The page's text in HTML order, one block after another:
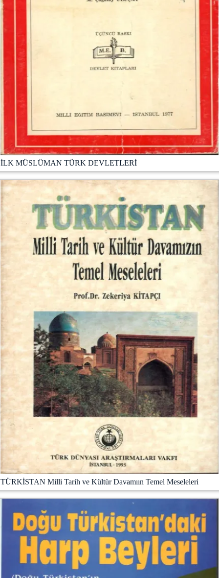
İLK MÜSLÜMAN TÜRK DEVLETLERİ
TÜRKİSTAN Milli Tarih ve Kültür Davamıın Temel Meseleleri